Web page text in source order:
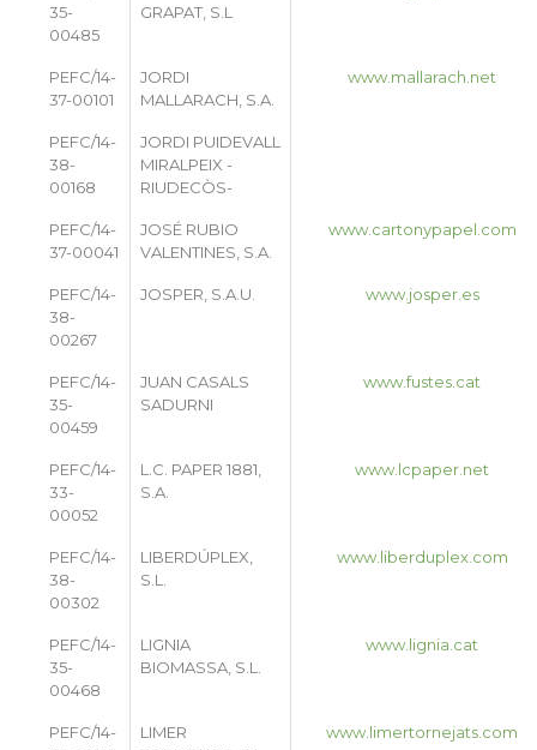
35-
00485
GRAPAT, S.L
PEFC/14-
37-00101
JORDI
MALLARACH, S.A.
www.mallarach.net
PEFC/14-
38-
00168
JORDI PUIDEVALL
MIRALPEIX -
RIUDECÒS-
PEFC/14-
37-00041
JOSÉ RUBIO
VALENTINES, S.A.
www.cartonypapel.com
PEFC/14-
38-
00267
JOSPER, S.A.U. www.josper.es
PEFC/14-
35-
00459
JUAN CASALS
SADURNI
www.fustes.cat
PEFC/14-
33-
00052
L.C. PAPER 1881,
S.A.
www.lcpaper.net
PEFC/14-
38-
00302
LIBERDÚPLEX,
S.L.
www.liberduplex.com
PEFC/14-
35-
00468
LIGNIA
BIOMASSA, S.L.
www.lignia.cat
PEFC/14-
LIMER
www.limertornejats.com